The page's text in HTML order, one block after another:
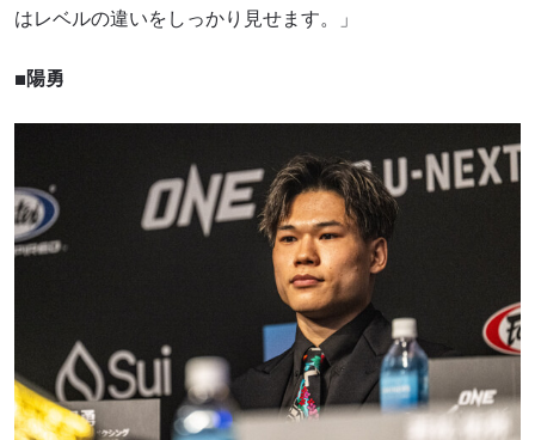
はレベルの違いをしっかり見せます。」
■陽勇